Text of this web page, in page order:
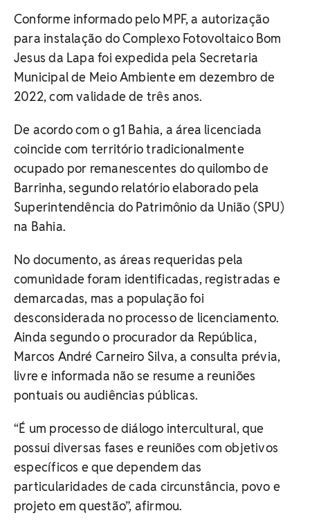
Conforme informado pelo MPF, a autorização
para instalação do Complexo Fotovoltaico Bom
Jesus da Lapa foi expedida pela Secretaria
Municipal de Meio Ambiente em dezembro de
2022, com validade de três anos.
De acordo com o g1 Bahia, a área licenciada
coincide com território tradicionalmente
ocupado por remanescentes do quilombo de
Barrinha, segundo relatório elaborado pela
Superintendência do Patrimônio da União (SPU)
na Bahia.
No documento, as áreas requeridas pela
comunidade foram identificadas, registradas e
demarcadas, mas a população foi
desconsiderada no processo de licenciamento.
Ainda segundo o procurador da República,
Marcos André Carneiro Silva, a consulta prévia,
livre e informada não se resume a reuniões
pontuais ou audiências públicas.
“É um processo de diálogo intercultural, que
possui diversas fases e reuniões com objetivos
específicos e que dependem das
particularidades de cada circunstância, povo e
projeto em questão”, afirmou.